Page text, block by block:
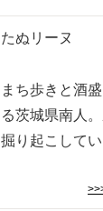
たぬリーヌ
まち歩きと酒
る茨城県南人
掘り起こしてい